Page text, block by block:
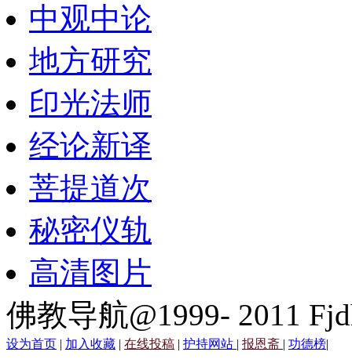
中观中论
地方研究
印光法师
经论新译
菩提道次
秘密仪轨
高清图片
佛教导航@1999- 2011
设为首页 | 加入收藏 | 在线投稿 | 护持网站 | 报恩斋 | 功德榜|